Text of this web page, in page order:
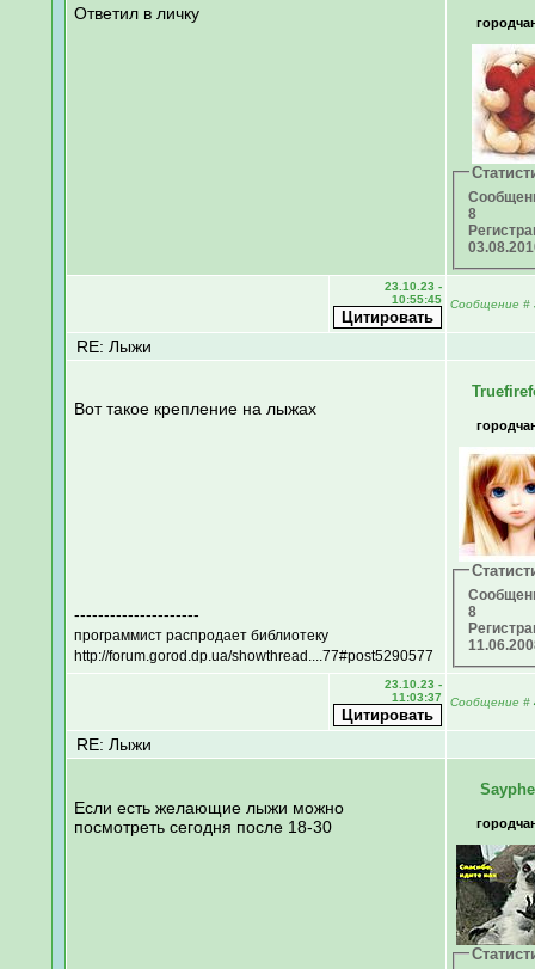
Ответил в личку
8
23.10.23 -
10:55:45
Сообщение #
RE: Лыжи
Вот такое крепление на лыжах
---------------------
программист распродает библиотеку
http://forum.gorod.dp.ua/showthread....77#post5290577
8
23.10.23 -
11:03:37
Сообщение #
RE: Лыжи
Если есть желающие лыжи можно
посмотреть сегодня после 18-30